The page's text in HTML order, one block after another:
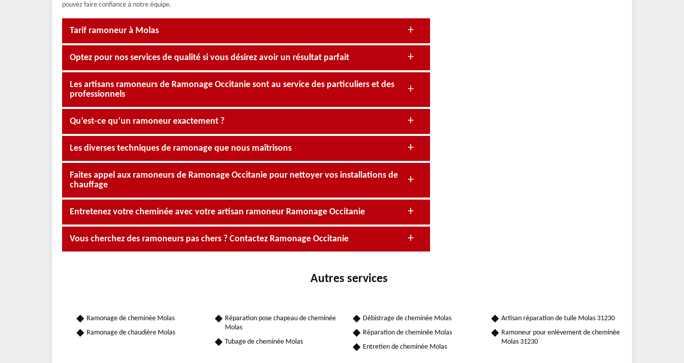
pouvez faire confiance à notre équipe.
Tarif ramoneur à Molas
Optez pour nos services de qualité si vous désirez avoir un résultat parfait
Les artisans ramoneurs de Ramonage Occitanie sont au service des particuliers et des
professionnels
Qu’est-ce qu’un ramoneur exactement ?
Les diverses techniques de ramonage que nous maîtrisons
Faites appel aux ramoneurs de Ramonage Occitanie pour nettoyer vos installations de
chauffage
Entretenez votre cheminée avec votre artisan ramoneur Ramonage Occitanie
Vous cherchez des ramoneurs pas chers ? Contactez Ramonage Occitanie
Autres services
Ramonage de cheminée Molas
Ramonage de chaudière Molas
Réparation pose chapeau de cheminée
Molas
Tubage de cheminée Molas
Débistrage de cheminée Molas
Réparation de cheminée Molas
Entretien de cheminée Molas
Artisan réparation de tuile Molas 31230
Ramoneur pour enlèvement de cheminée
Molas 31230